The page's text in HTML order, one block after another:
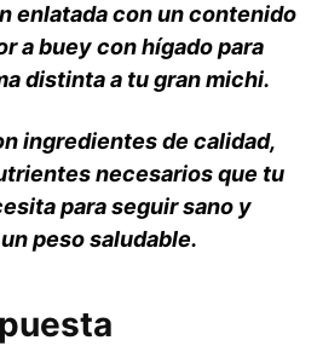
enlatada con un contenido
a buey con hígado para
distinta a tu gran michi.
ingredientes de calidad,
necesarios que tu
para seguir sano y
peso saludable.